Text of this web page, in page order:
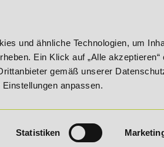
und ähnliche Technologien, um
Ein Klick auf „Alle akzeptieren“
gemäß unserer
anpassen.
Statistiken
- Bildungsroute! 20%